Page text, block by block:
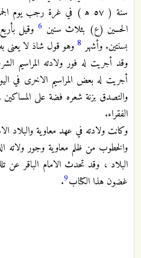
سنة ( ٥٧ ه‍ ) في غرة رجب يوم الجمعة
الحسين (ع) بثلاث سنين 6 وقيل
بسنتين. وأشهر 8وهو قول شاذ لا يعنى
وقد أجريت له فور ولادته المراسيم
أجريت له بعض المراسيم الاخرى في
والتصدق بزنة شعره فضة على
الفقراء.
وكانت ولادته في عهد معاوية والبلاد
والخطوب من ظلم معاوية وجور ولاته
البلاد ، وقد تحدث الامام الباقر عن
غضون هذا الكتاب9
.